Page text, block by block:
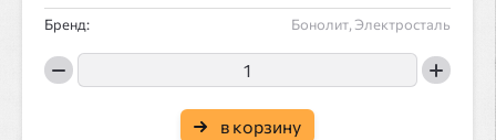
Бренд: Бонолит, Электросталь
в корзину